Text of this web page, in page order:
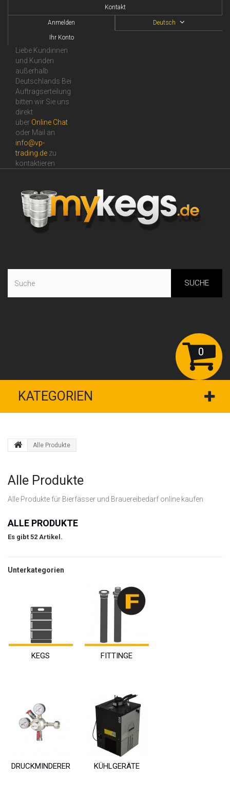
Kontakt
Deutsch
Anmelden
Ihr Konto
Liebe Kundinnen
und Kunden
außerhalb
Deutschlands Bei
Auftragserteilung
bitten wir Sie uns
direkt
über Online Сhat
oder Mail an
info@vp-
trading.de zu
kontaktieren
SUCHE
0
KATEGORIEN
Alle Produkte
Alle Produkte
Alle Produkte für Bierfässer und Brauereibedarf online kaufen
ALLE PRODUKTE
Es gibt 52 Artikel.
Unterkategorien
KEGS FITTINGE
DRUCKMINDERER KÜHLGERÄTE